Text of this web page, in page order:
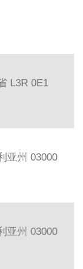
L3R 0E1
亚州 03000
亚州 03000